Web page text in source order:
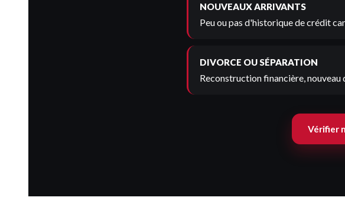
NOUVEAUX ARRIVANTS
Peu ou pas d'historique de crédit
DIVORCE OU SÉPARATION
Reconstruction financière, nouveau
Vérifier